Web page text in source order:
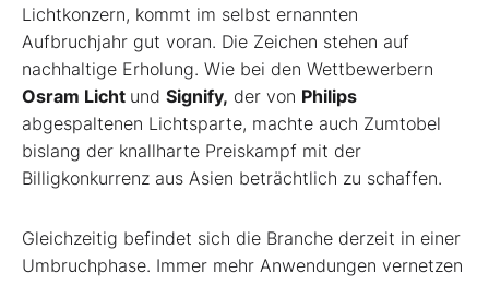
Lichtkonzern, kommt im selbst ernannten
Aufbruchjahr gut voran. Die Zeichen stehen auf
nachhaltige Erholung. Wie bei den Wettbewerbern
Osram Licht und Signify, der von Philips
abgespaltenen Lichtsparte, machte auch Zumtobel
bislang der knallharte Preiskampf mit der
Billigkonkurrenz aus Asien beträchtlich zu schaffen.
Gleichzeitig befindet sich die Branche derzeit in einer
Umbruchphase. Immer mehr Anwendungen vernetzen